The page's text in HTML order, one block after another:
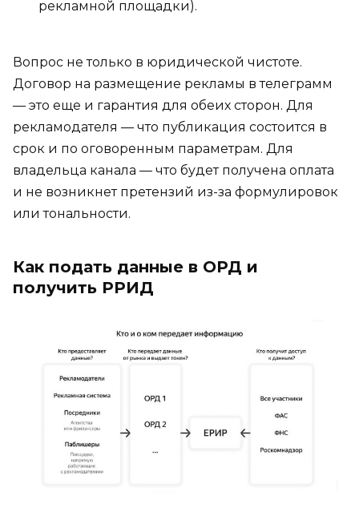
рекламной площадки).
Вопрос не только в юридической чистоте.
Договор на размещение рекламы в телеграмм
— это еще и гарантия для обеих сторон. Для
рекламодателя — что публикация состоится в
срок и по оговоренным параметрам. Для
владельца канала — что будет получена оплата
и не возникнет претензий из-за формулировок
или тональности.
Как подать данные в ОРД и
получить РРИД